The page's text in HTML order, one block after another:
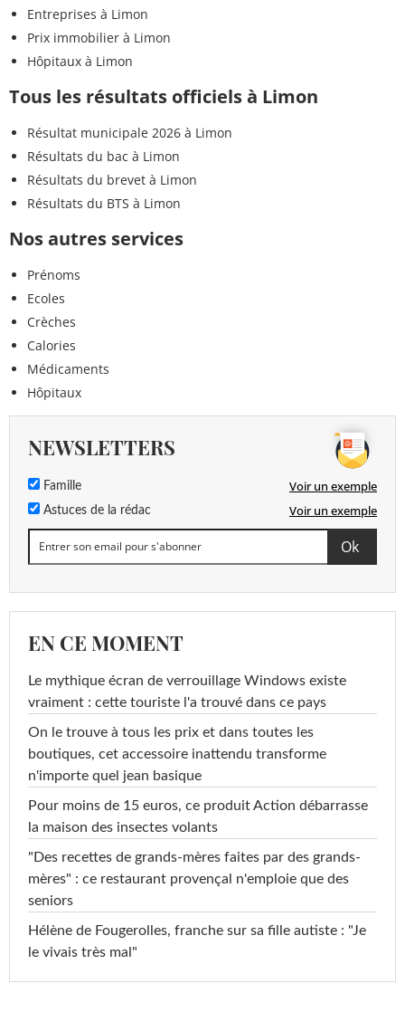
Entreprises à Limon
Prix immobilier à Limon
Hôpitaux à Limon
Tous les résultats officiels à Limon
Résultat municipale 2026 à Limon
Résultats du bac à Limon
Résultats du brevet à Limon
Résultats du BTS à Limon
Nos autres services
Prénoms
Ecoles
Crèches
Calories
Médicaments
Hôpitaux
NEWSLETTERS
Famille Voir un exemple
Astuces de la rédac Voir un exemple
EN CE MOMENT
Le mythique écran de verrouillage Windows existe
vraiment : cette touriste l'a trouvé dans ce pays
On le trouve à tous les prix et dans toutes les
boutiques, cet accessoire inattendu transforme
n'importe quel jean basique
Pour moins de 15 euros, ce produit Action débarrasse
la maison des insectes volants
"Des recettes de grands-mères faites par des grands-
mères" : ce restaurant provençal n'emploie que des
seniors
Hélène de Fougerolles, franche sur sa fille autiste : "Je
le vivais très mal"